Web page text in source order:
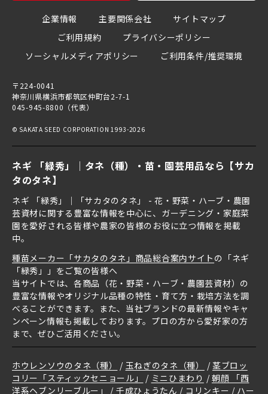
ネギ 「緑秀」｜タネ（種）・苗・園芸用品なら【サカ
タのタネ】
ネギ 「緑秀」｜「サカタのタネ」 - 花・野菜・ハーブ・農園
芸資材に関する豊富な情報を中心に、ガーデニング・家庭菜
園を愛好される皆様や農家の皆様のお役に立つ情報を掲載
中。
種苗メーカー「サカタのタネ」商品総合案内サイト の「ネギ
「緑秀」」をご覧の皆様へ
当サイトでは、各商品（花・野菜・ハーブ・農園芸資材）の
豊富な情報やオリジナル品種の特性・育て方・栽培方法を調
べることができます。また、当社ブランドの最新情報やキャ
ンペーン情報も掲載しております。プロの方から愛好家の方
まで、ぜひご活用ください。
ホウレンソウのタネ（種） 玉ねぎのタネ（種）
茎ブロッ
コリー「スティックセニョール」
ミニひまわり
朝顔 「西
洋系ヘブンリーブルー」
千成ひょうたん コリンキー ハー
企業情報 主要関係会社
サイトマップ
ご利用規約
プライバシーポリシー
ソーシャルメディアポリシー
ご利用条件/推奨環境
〒224-0041
神奈川県横浜市都筑区仲町台2-7-1
045-945-8800（代表）
© SAKATA SEED CORPORATION 1993-2026